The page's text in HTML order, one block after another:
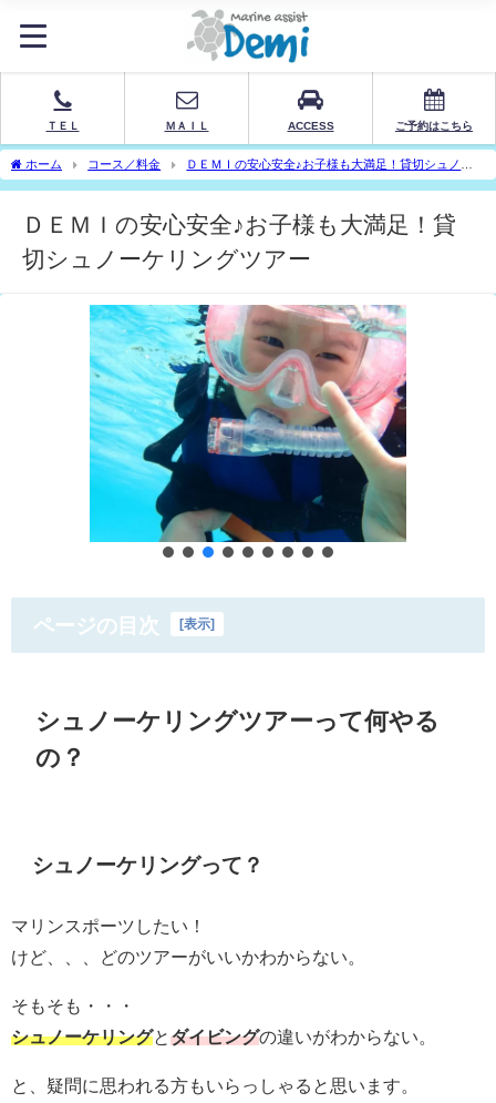
ＴＥＬ ＭＡＩＬ ACCESS ご予約はこちら
ホーム コース／料金
ＤＥＭＩの安心安全♪お子様も大満足！貸切シュノー
ケリングツアー
ＤＥＭＩの安心安全♪お子様も大満足！貸
切シュノーケリングツアー
ページの目次 [表示]
シュノーケリングツアーって何やる
の？
シュノーケリングって？
マリンスポーツしたい！
けど、、、どのツアーがいいかわからない。
そもそも・・・
シュノーケリングとダイビングの違いがわからない。
と、疑問に思われる方もいらっしゃると思います。